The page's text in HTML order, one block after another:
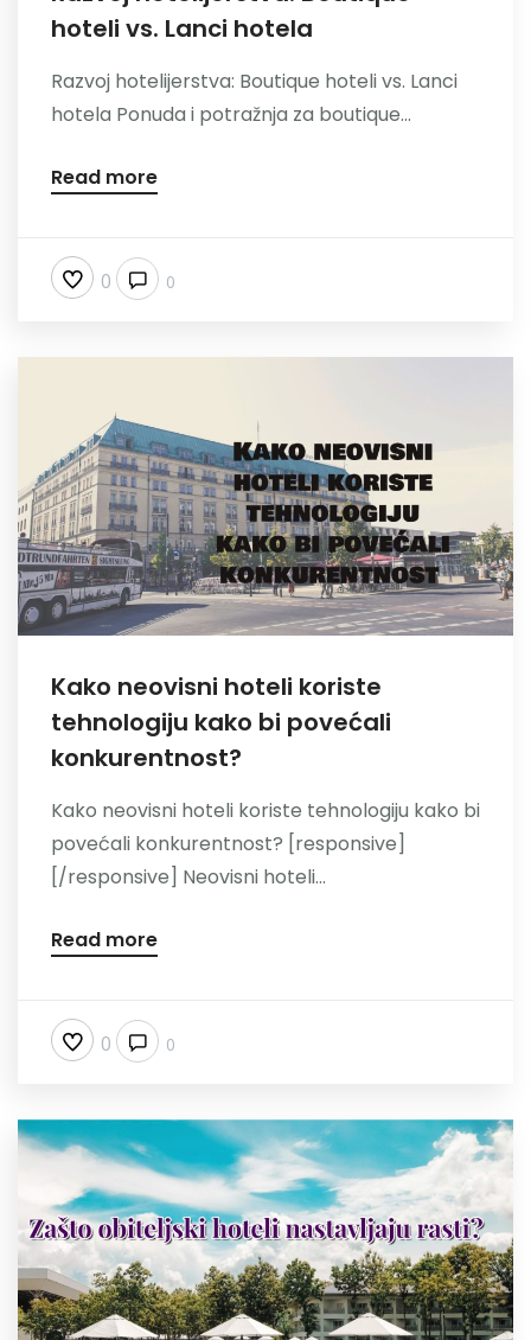
Nazovite
hoteli vs. Lanci hotela
Razvoj hotelijerstva: Boutique hoteli vs. Lanci
hotela Ponuda i potražnja za boutique...
Read more
0 0
Kako neovisni hoteli koriste
tehnologiju kako bi povećali
konkurentnost?
Kako neovisni hoteli koriste tehnologiju kako bi
povećali konkurentnost? [responsive]
[/responsive] Neovisni hoteli...
Read more
0 0